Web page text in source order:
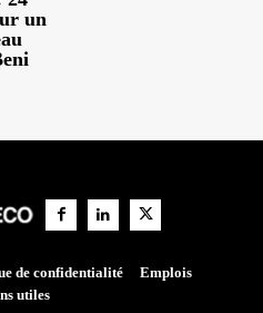
un
de confidentialité
Emplois
utiles